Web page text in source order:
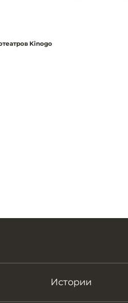
Kinogo
Истории